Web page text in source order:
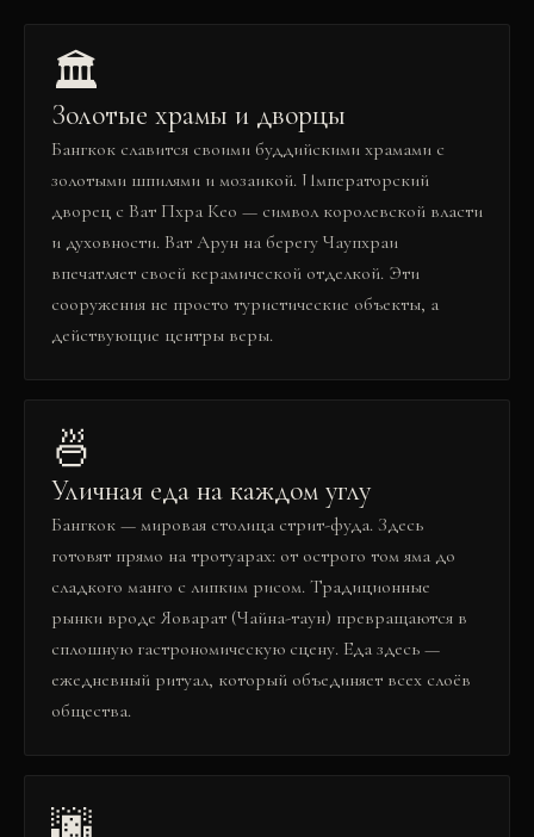
🏛️
Золотые храмы и дворцы
Бангкок славится своими буддийскими храмами с
золотыми шпилями и мозаикой. Императорский
дворец с Ват Пхра Кео — символ королевской власти
и духовности. Ват Арун на берегу Чаупхраи
впечатляет своей керамической отделкой. Эти
сооружения не просто туристические объекты, а
действующие центры веры.
🍜
Уличная еда на каждом углу
Бангкок — мировая столица стрит-фуда. Здесь
готовят прямо на тротуарах: от острого том яма до
сладкого манго с липким рисом. Традиционные
рынки вроде Яоварат (Чайна-таун) превращаются в
сплошную гастрономическую сцену. Еда здесь —
ежедневный ритуал, который объединяет всех слоёв
общества.
🌆